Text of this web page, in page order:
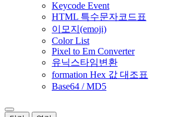
Keycode Event
HTML 특수문자코드표
이모지(emoji)
Color List
Pixel to Em Converter
유닉스타임변환
formation Hex 값 대조표
Base64 / MD5